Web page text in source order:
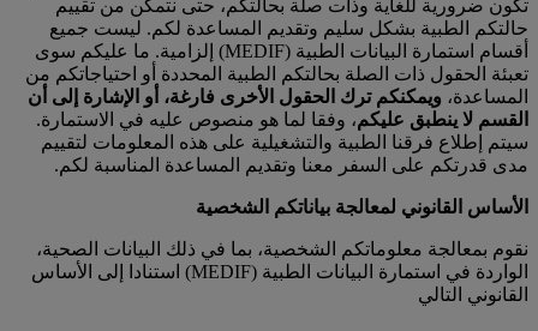
تكون ضرورية للغاية وذات صلة بحالتكم، حتى نتمكن من تقييم
حالتكم الطبية بشكل سليم وتقديم المساعدة لكم. ليست جميع
أقسام استمارة البيانات الطبية (MEDIF) إلزامية. ما عليكم سوى
تعبئة الحقول ذات الصلة بحالتكم الطبية المحددة أو احتياجاتكم من
المساعدة، ويمكنكم ترك الحقول الأخرى فارغة، أو الإشارة إلى أن
القسم لا ينطبق عليكم، وفقا لما هو منصوص عليه في الاستمارة.
سيتم إطلاع فرقنا الطبية والتشغيلية على هذه المعلومات لتقييم
مدى قدرتكم على السفر معنا وتقديم المساعدة المناسبة لكم.
الأساس القانوني لمعالجة بياناتكم الشخصية
نقوم بمعالجة معلوماتكم الشخصية، بما في ذلك البيانات الصحية،
الواردة في استمارة البيانات الطبية (MEDIF) استنادا إلى الأساس
القانوني التالي